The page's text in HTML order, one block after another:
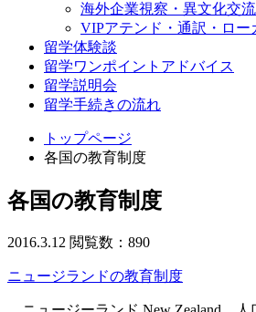
海外企業視察・異文化交
VIPアテンド・通訳・ロー
留学体験談
留学ワンポイントアドバイス
留学説明会
留学手続きの流れ
トップページ
各国の教育制度
各国の教育制度
2016.3.12 閲覧数：890
ニュージランドの教育制度